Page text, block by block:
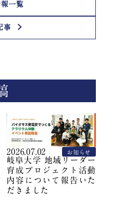
事
一覧
2026.07.02 お知らせ
岐阜大学 地域リーダー
育成プロジェクト活動
内容について報告いた
だきました